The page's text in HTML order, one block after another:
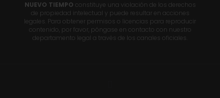
NUEVO TIEMPO constituye una violación de los derechos
de propiedad intelectual y puede resultar en acciones
legales. Para obtener permisos o licencias para reproducir
contenido, por favor, póngase en contacto con nuestro
departamento legal a través de los canales oficiales.